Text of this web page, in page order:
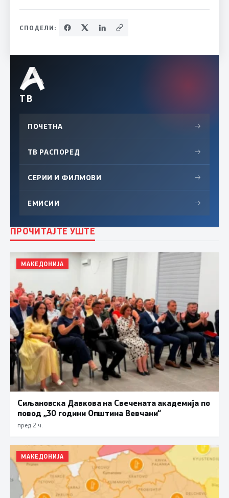
СПОДЕЛИ:
ТВ
ПОЧЕТНА →
ТВ РАСПОРЕД →
СЕРИИ И ФИЛМОВИ →
ЕМИСИИ →
ПРОЧИТАЈТЕ УШТЕ
МАКЕДОНИЈА
Сиљановска Давкова на Свечената академија по
повод „30 години Општина Вевчани“
пред 2 ч.
МАКЕДОНИЈА